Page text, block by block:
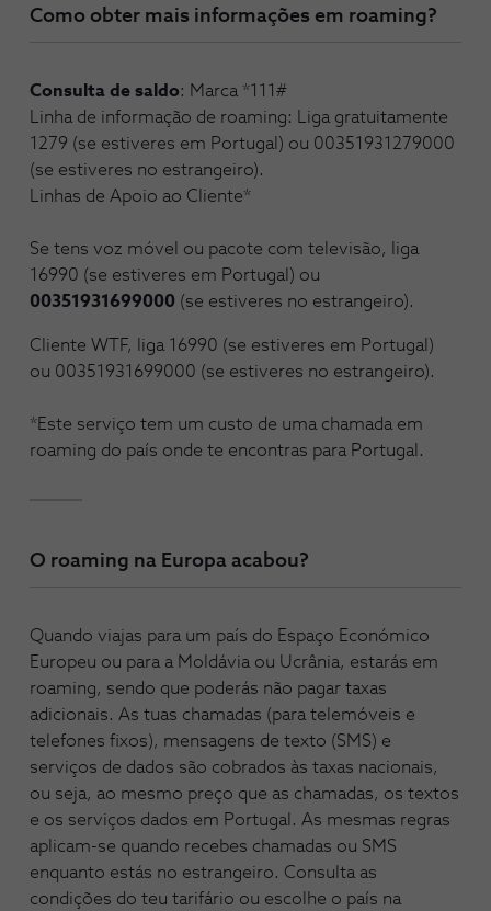
Como obter mais informações em roaming?
Consulta de saldo: Marca *111#
Linha de informação de roaming: Liga gratuitamente
1279 (se estiveres em Portugal) ou 00351931279000
(se estiveres no estrangeiro).
Linhas de Apoio ao Cliente*
Se tens voz móvel ou pacote com televisão, liga
16990 (se estiveres em Portugal) ou
00351931699000 (se estiveres no estrangeiro).
Cliente WTF, liga 16990 (se estiveres em Portugal)
ou 00351931699000 (se estiveres no estrangeiro).
*Este serviço tem um custo de uma chamada em
roaming do país onde te encontras para Portugal.
O roaming na Europa acabou?
Quando viajas para um país do Espaço Económico
Europeu ou para a Moldávia ou Ucrânia, estarás em
roaming, sendo que poderás não pagar taxas
adicionais. As tuas chamadas (para telemóveis e
telefones fixos), mensagens de texto (SMS) e
serviços de dados são cobrados às taxas nacionais,
ou seja, ao mesmo preço que as chamadas, os textos
e os serviços dados em Portugal. As mesmas regras
aplicam-se quando recebes chamadas ou SMS
enquanto estás no estrangeiro. Consulta as
condições do teu tarifário ou escolhe o país na